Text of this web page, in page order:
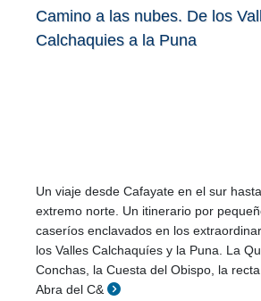
Camino a las nubes. De los
Calchaquies a la Puna
Un viaje desde Cafayate en el sur
extremo norte. Un itinerario por
caseríos enclavados en los
los Valles Calchaquíes y la Puna. La
Conchas, la Cuesta del Obispo, la
Abra del C&